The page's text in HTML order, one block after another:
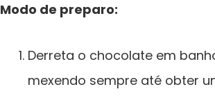
Modo de preparo:
Derreta o chocolate em
mexendo sempre até obter